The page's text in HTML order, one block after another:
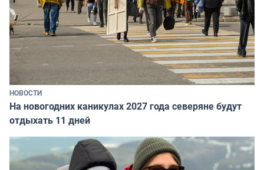
НОВОСТИ
На новогодних каникулах 2027 года северяне будут
отдыхать 11 дней